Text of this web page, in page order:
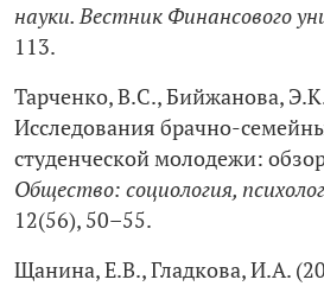
науки. Вестник Финансового
113.
Тарченко, В.С., Бийжанова,
Исследования брачно-
студенческой молодежи:
Общество: социология,
12(56), 50–55.
Щанина, Е.В., Гладкова, И.А.